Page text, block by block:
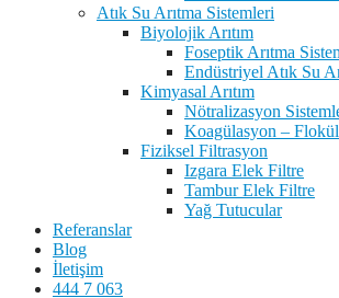
Atık Su Arıtma Sistemleri
Biyolojik Arıtım
Foseptik Arıtma
Endüstriyel Atık Su
Kimyasal Arıtım
Nötralizasyon
Koagülasyon –
Fiziksel Filtrasyon
Izgara Elek Filtre
Tambur Elek Filtre
Yağ Tutucular
Referanslar
Blog
İletişim
444 7 063